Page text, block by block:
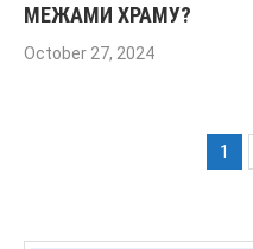
МЕЖАМИ ХРАМУ?
October 27, 2024
1